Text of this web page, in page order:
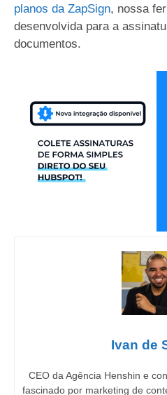
planos da ZapSign, nossa
desenvolvida para a
documentos.
Ivan de
CEO da Agência Henshin e
fascinado por marketing de